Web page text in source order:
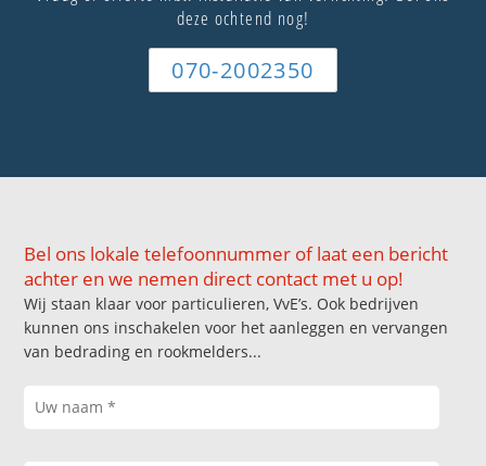
deze ochtend nog!
070-2002350
Bel ons lokale telefoonnummer of laat een bericht
achter en we nemen direct contact met u op!
Wij staan klaar voor particulieren, VvE’s. Ook bedrijven
kunnen ons inschakelen voor het aanleggen en vervangen
van bedrading en rookmelders...